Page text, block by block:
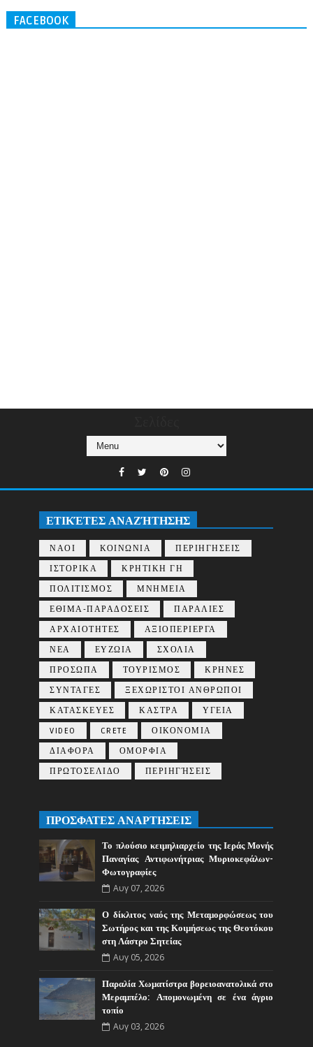
FACEBOOK
ΕΤΙΚΈΤΕΣ ΑΝΑΖΉΤΗΣΗΣ
ΝΑΟΙ ΚΟΙΝΩΝΙΑ
ΠΕΡΙΗΓΗΣΕΙΣ
ΙΣΤΟΡΙΚΑ
ΚΡΗΤΙΚΗ ΓΗ
ΠΟΛΙΤΙΣΜΟΣ
ΜΝΗΜΕΙΑ
ΕΘΙΜΑ-ΠΑΡΑΔΟΣΕΙΣ
ΠΑΡΑΛΙΕΣ
ΑΡΧΑΙΟΤΗΤΕΣ
ΑΞΙΟΠΕΡΙΕΡΓΑ
ΝΕΑ
ΕΥΖΩΙΑ
ΣΧΟΛΙΑ
ΠΡΟΣΩΠΑ
ΤΟΥΡΙΣΜΟΣ
ΚΡΗΝΕΣ
ΣΥΝΤΑΓΕΣ
ΞΕΧΩΡΙΣΤΟΙ ΑΝΘΡΩΠΟΙ
ΚΑΤΑΣΚΕΥΕΣ
ΚΑΣΤΡΑ
ΥΓΕΙΑ
VIDEO
CRETE
ΟΙΚΟΝΟΜΙΑ
ΔΙΑΦΟΡΑ
ΟΜΟΡΦΙΑ
ΠΡΩΤΟΣΕΛΙΔΟ
ΠΕΡΙΗΓΉΣΕΙΣ
ΠΡΟΣΦΑΤΕΣ ΑΝΑΡΤΗΣΕΙΣ
Το πλούσιο κειμηλιαρχείο της Ιεράς Μονής
Παναγίας Αντιφωνήτριας Μυριοκεφάλων-
Φωτογραφίες
Αυγ 07, 2026
Ο δίκλιτος ναός της Μεταμορφώσεως του
Σωτήρος και της Κοιμήσεως της Θεοτόκου
στη Λάστρο Σητείας
Αυγ 05, 2026
Παραλία Χωματίστρα βορειοανατολικά στο
Μεραμπέλο: Απομονωμένη σε ένα άγριο
τοπίο
Αυγ 03, 2026